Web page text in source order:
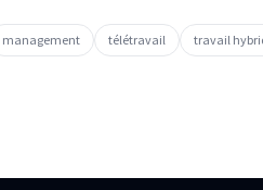
management télétravail travail